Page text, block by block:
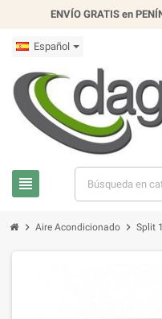
ENVÍO GRATIS en
Español
view_headline
chevron_right Aire Acondicionado chevron_right Split